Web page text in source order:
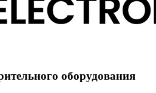
оборудования